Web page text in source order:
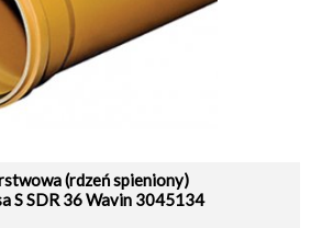
(rdzeń spieniony)
S SDR 36 Wavin 3045134